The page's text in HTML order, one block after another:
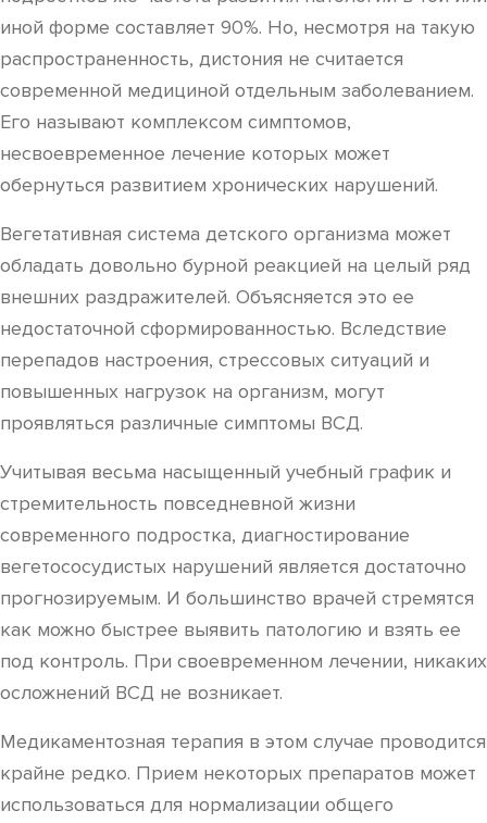
иной форме составляет 90%. Но, несмотря на такую
распространенность, дистония не считается
современной медициной отдельным заболеванием.
Его называют комплексом симптомов,
несвоевременное лечение которых может
обернуться развитием хронических нарушений.
Вегетативная система детского организма может
обладать довольно бурной реакцией на целый ряд
внешних раздражителей. Объясняется это ее
недостаточной сформированностью. Вследствие
перепадов настроения, стрессовых ситуаций и
повышенных нагрузок на организм, могут
проявляться различные симптомы ВСД.
Учитывая весьма насыщенный учебный график и
стремительность повседневной жизни
современного подростка, диагностирование
вегетососудистых нарушений является достаточно
прогнозируемым. И большинство врачей стремятся
как можно быстрее выявить патологию и взять ее
под контроль. При своевременном лечении, никаких
осложнений ВСД не возникает.
Медикаментозная терапия в этом случае проводится
крайне редко. Прием некоторых препаратов может
использоваться для нормализации общего